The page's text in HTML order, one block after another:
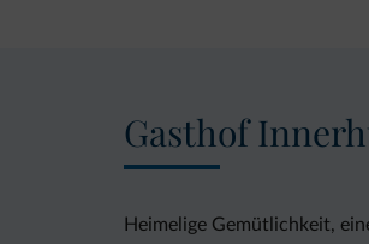
Gasthof
Heimelige Gemütlichkeit,